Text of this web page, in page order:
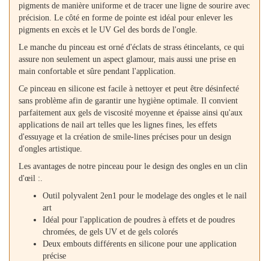
pigments de manière uniforme et de tracer une ligne de sourire avec
précision. Le côté en forme de pointe est idéal pour enlever les
pigments en excès et le UV Gel des bords de l'ongle.
Le manche du pinceau est orné d'éclats de strass étincelants, ce qui
assure non seulement un aspect glamour, mais aussi une prise en
main confortable et sûre pendant l'application.
Ce pinceau en silicone est facile à nettoyer et peut être désinfecté
sans problème afin de garantir une hygiène optimale. Il convient
parfaitement aux gels de viscosité moyenne et épaisse ainsi qu'aux
applications de nail art telles que les lignes fines, les effets
d'essuyage et la création de smile-lines précises pour un design
d'ongles artistique.
Les avantages de notre pinceau pour le design des ongles en un clin
d'œil :.
Outil polyvalent 2en1 pour le modelage des ongles et le nail
art
Idéal pour l'application de poudres à effets et de poudres
chromées, de gels UV et de gels colorés
Deux embouts différents en silicone pour une application
précise